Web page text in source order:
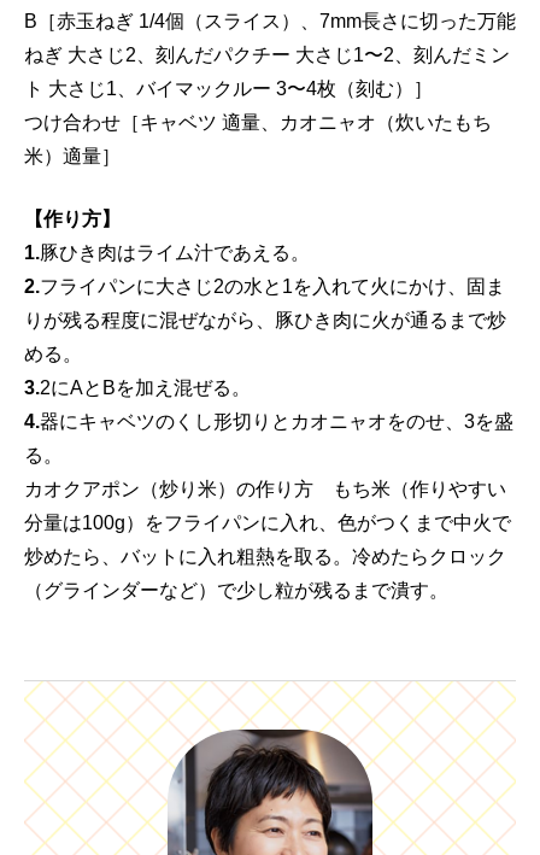
B［赤玉ねぎ 1/4個（スライス）、7mm長さに切った万能
ねぎ 大さじ2、刻んだパクチー 大さじ1〜2、刻んだミン
ト 大さじ1、バイマックルー 3〜4枚（刻む）］
つけ合わせ［キャベツ 適量、カオニャオ（炊いたもち
米）適量］
【作り方】
1.豚ひき肉はライム汁であえる。
2.フライパンに大さじ2の水と1を入れて火にかけ、固ま
りが残る程度に混ぜながら、豚ひき肉に火が通るまで炒
める。
3.2にAとBを加え混ぜる。
4.器にキャベツのくし形切りとカオニャオをのせ、3を盛
る。
カオクアポン（炒り米）の作り方 もち米（作りやすい
分量は100g）をフライパンに入れ、色がつくまで中火で
炒めたら、バットに入れ粗熱を取る。冷めたらクロック
（グラインダーなど）で少し粒が残るまで潰す。